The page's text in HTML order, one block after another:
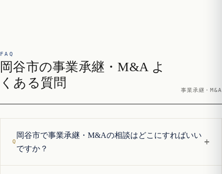
FAQ
岡谷市の事業承継・M&A よ
くある質問
事業承継・M&A
岡谷市で事業承継・M&Aの相談はどこにすればいい
ですか？
+